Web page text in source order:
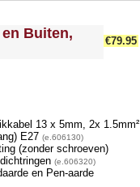
Buiten,
€79.95
13 x 5mm, 2x 1.5mm²
E27 (e.606130)
(zonder schroeven)
(e.606320)
en Pen-aarde